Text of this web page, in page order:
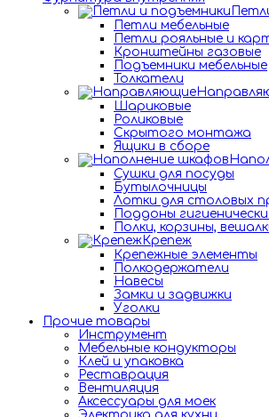
Петли мебельные
Петли рояльные и
Кронштейны газовые
Подъемники мебельные
Толкатели
Шариковые
Роликовые
Скрытого монтажа
Ящики в сборе
Сушки для посуды
Бутылочницы
Лотки для столовых
Поддоны
Полки, корзины,
Крепеж
Крепежные элементы
Полкодержатели
Навесы
Замки и задвижки
Уголки
Прочие товары
Инструмент
Мебельные кондукторы
Клей и упаковка
Реставрация
Вентиляция
Аксессуары для моек